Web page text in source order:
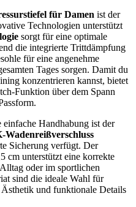
für Damen ist der
Technologien unterstützt
sorgt für eine optimale
die integrierte Trittdämpfung
für eine angenehme
Tages sorgen. Damit du
konzentrieren kannst, bietet
Funktion über dem Spann
Handhabung ist der
Wadenreißverschluss
Sicherung verfügt. Der
cm unterstützt eine korrekte
oder im sportlichen
sind die ideale Wahl für
und funktionale Details